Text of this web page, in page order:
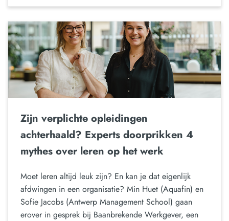
Zijn verplichte opleidingen
achterhaald? Experts doorprikken 4
mythes over leren op het werk
Moet leren altijd leuk zijn? En kan je dat eigenlijk
afdwingen in een organisatie? Min Huet (Aquafin) en
Sofie Jacobs (Antwerp Management School) gaan
erover in gesprek bij Baanbrekende Werkgever, een